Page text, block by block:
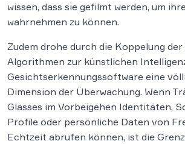
wissen, dass sie gefilmt werden, um
wahrnehmen zu können.
Zudem drohe durch die Koppelung
Algorithmen zur künstlichen
Gesichtserkennungssoftware eine
Dimension der Überwachung. Wenn
Glasses im Vorbeigehen Identitäten,
Profile oder persönliche Daten von
Echtzeit abrufen können, ist die